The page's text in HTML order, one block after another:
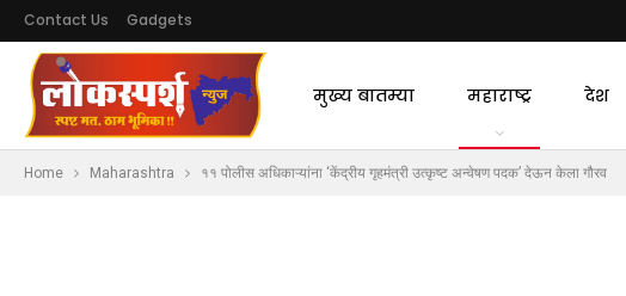
Contact Us Gadgets
मुख्य बातम्या महाराष्ट्र देश
Home Maharashtra ११ पोलीस अधिकाऱ्यांना ‘केंद्रीय गृहमंत्री उत्कृष्ट अन्वेषण पदक’ देऊन केला गौरव